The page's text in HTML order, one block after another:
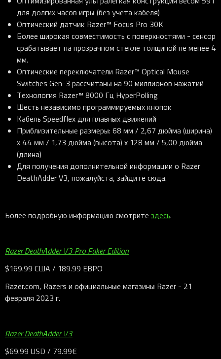
для долгих часов игры (без учета кабеля)
Оптический датчик Razer™ Focus Pro 30K
Более широкая совместимость с поверхностями - сенсор
срабатывает на прозрачном стекле толщиной не менее 4
мм.
Оптические переключатели Razer™ Optical Mouse
Switches Gen-3 рассчитаны на 90 миллионов нажатий
Технология Razer™ 8000 Гц HyperPolling
Шесть независимо программируемых кнопок
Кабель Speedflex для плавных движений
Приблизительные размеры: 68 мм / 2,67 дюйма (ширина)
x 44 мм / 1,73 дюйма (высота) x 128 мм / 5,00 дюйма
(длина)
Для получения дополнительной информации о Razer
DeathAdder V3, пожалуйста, зайдите сюда.
Более подробную информацию смотрите здесь.
Razer DeathAdder V3 Pro Faker Edition
$169.99 США / 189.99 ЕВРО
Razer.com, Razers и официальные магазины Razer - 21
февраля 2023 г.
Razer DeathAdder V3
$69.99 USD / 79.99€